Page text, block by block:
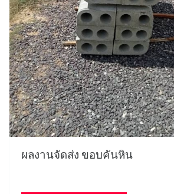
ผลงานจัดส่ง ขอบคันหิน